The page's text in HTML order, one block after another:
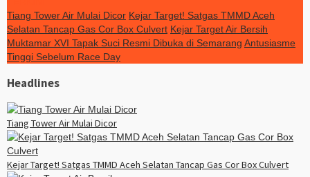
Tiang Tower Air Mulai Dicor Kejar Target! Satgas TMMD Aceh
Selatan Tancap Gas Cor Box Culvert Kejar Target Air Bersih
Muktamar XVI Tapak Suci Resmi Dibuka di Semarang Antusiasme
Tinggi Sebelum Race Day
Headlines
Tiang Tower Air Mulai Dicor
Kejar Target! Satgas TMMD Aceh Selatan Tancap Gas Cor Box Culvert